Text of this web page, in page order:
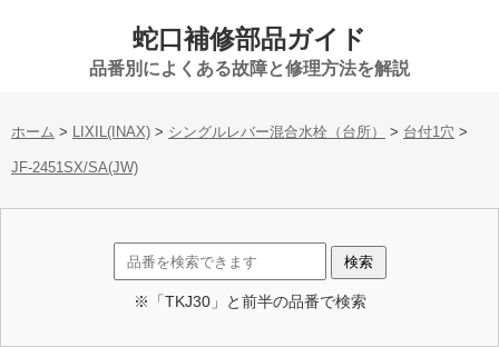
蛇口補修部品ガイド
品番別によくある故障と修理方法を解説
ホーム > LIXIL(INAX) > シングルレバー混合水栓（台所） > 台付1穴 >
JF-2451SX/SA(JW)
※「TKJ30」と前半の品番で検索